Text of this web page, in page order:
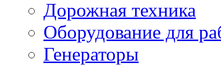
Дорожная техника
Оборудование для
Генераторы